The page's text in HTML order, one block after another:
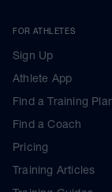
FOR ATHLETES
Sign Up
Athlete App
Find a Training
Find a Coach
Pricing
Training Articles